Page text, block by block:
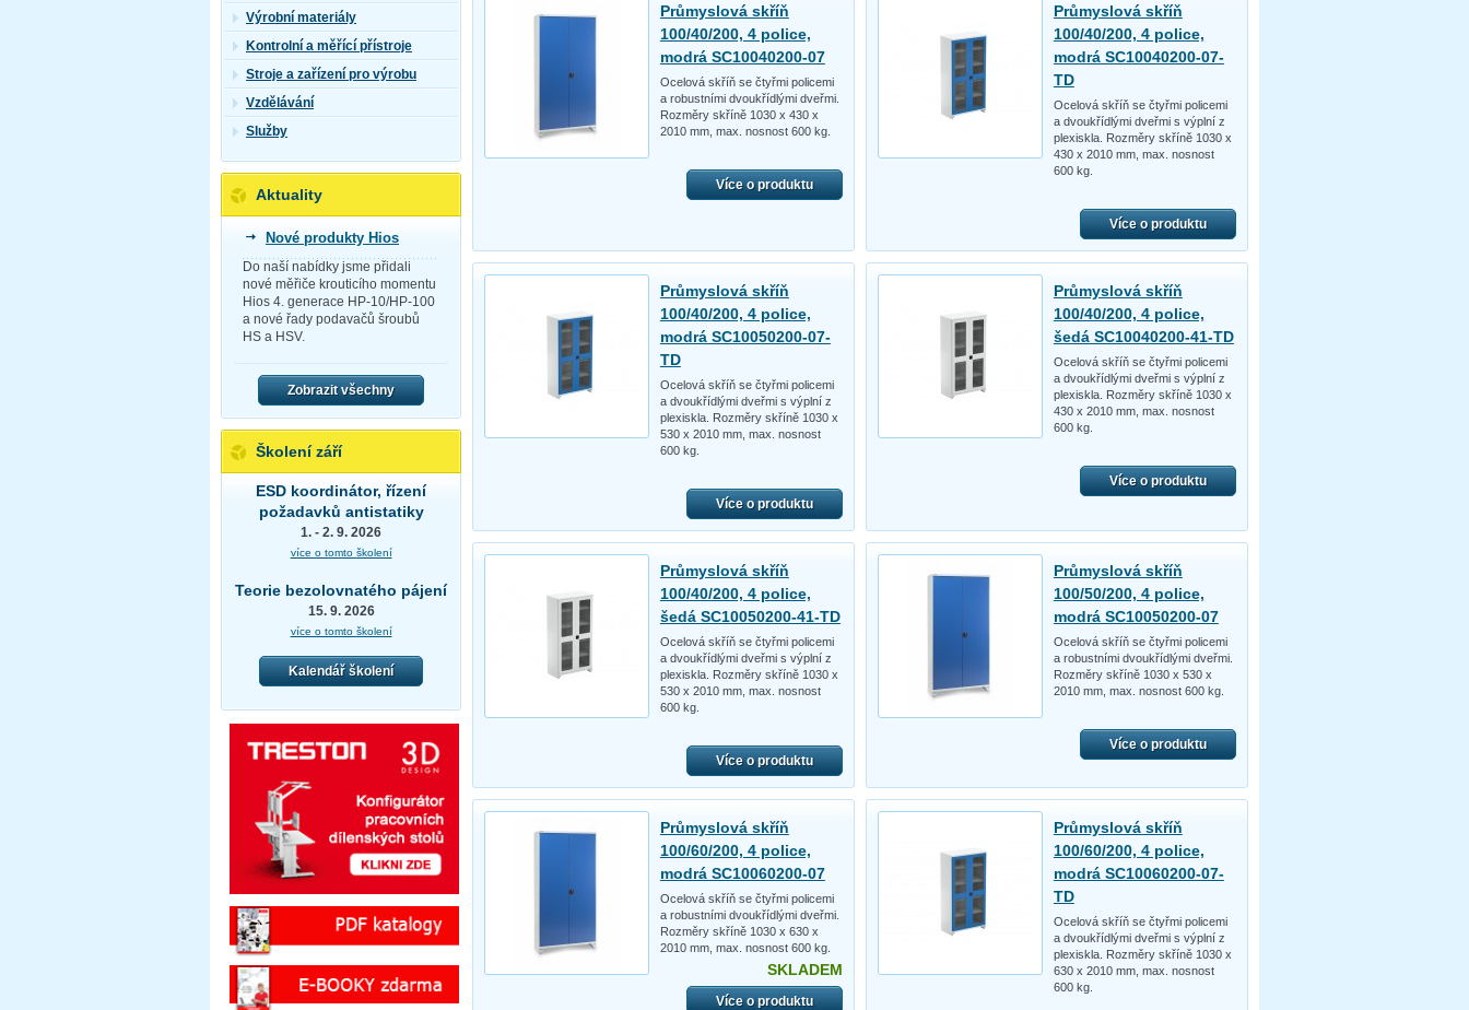
Průmyslová skříň
100/40/200, 4 police,
modrá SC10040200-07
Ocelová skříň se čtyřmi policemi
a robustními dvoukřídlými dveřmi.
Rozměry skříně 1030 x 430 x
2010 mm, max. nosnost 600 kg.
Více o produktu
Průmyslová skříň
100/40/200, 4 police,
modrá SC10040200-07-
TD
Ocelová skříň se čtyřmi policemi
a dvoukřídlými dveřmi s výplní z
plexiskla. Rozměry skříně 1030 x
430 x 2010 mm, max. nosnost
600 kg.
Více o produktu
Průmyslová skříň
100/40/200, 4 police,
modrá SC10050200-07-
TD
Ocelová skříň se čtyřmi policemi
a dvoukřídlými dveřmi s výplní z
plexiskla. Rozměry skříně 1030 x
530 x 2010 mm, max. nosnost
600 kg.
Více o produktu
Průmyslová skříň
100/40/200, 4 police,
šedá SC10040200-41-TD
Ocelová skříň se čtyřmi policemi
a dvoukřídlými dveřmi s výplní z
plexiskla. Rozměry skříně 1030 x
430 x 2010 mm, max. nosnost
600 kg.
Více o produktu
Průmyslová skříň
100/40/200, 4 police,
šedá SC10050200-41-TD
Ocelová skříň se čtyřmi policemi
a dvoukřídlými dveřmi s výplní z
plexiskla. Rozměry skříně 1030 x
530 x 2010 mm, max. nosnost
600 kg.
Více o produktu
Průmyslová skříň
100/50/200, 4 police,
modrá SC10050200-07
Ocelová skříň se čtyřmi policemi
a robustními dvoukřídlými dveřmi.
Rozměry skříně 1030 x 530 x
2010 mm, max. nosnost 600 kg.
Více o produktu
Průmyslová skříň
100/60/200, 4 police,
modrá SC10060200-07
Ocelová skříň se čtyřmi policemi
a robustními dvoukřídlými dveřmi.
Rozměry skříně 1030 x 630 x
2010 mm, max. nosnost 600 kg.
SKLADEM
Více o produktu
Průmyslová skříň
100/60/200, 4 police,
modrá SC10060200-07-
TD
Ocelová skříň se čtyřmi policemi
a dvoukřídlými dveřmi s výplní z
plexiskla. Rozměry skříně 1030 x
630 x 2010 mm, max. nosnost
600 kg.
Výrobní materiály
Kontrolní a měřící přístroje
Stroje a zařízení pro výrobu
Vzdělávání
Služby
Aktuality
Nové produkty Hios
Do naší nabídky jsme přidali
nové měřiče krouticího momentu
Hios 4. generace HP-10/HP-100
a nové řady podavačů šroubů
HS a HSV.
Zobrazit všechny
Školení září
ESD koordinátor, řízení
požadavků antistatiky
1. - 2. 9. 2026
více o tomto školení
Teorie bezolovnatého pájení
15. 9. 2026
více o tomto školení
Kalendář školení